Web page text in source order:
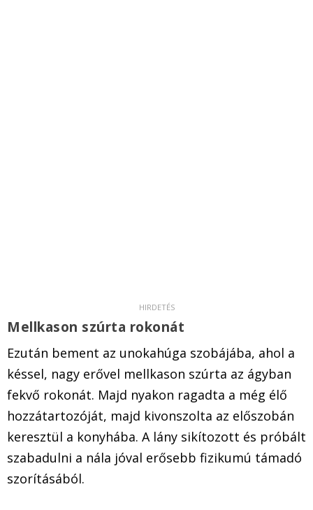
Mellkason szúrta rokonát
Ezután bement az unokahúga szobájába, ahol a
késsel, nagy erővel mellkason szúrta az ágyban
fekvő rokonát. Majd nyakon ragadta a még élő
hozzátartozóját, majd kivonszolta az előszobán
keresztül a konyhába. A lány sikítozott és próbált
szabadulni a nála jóval erősebb fizikumú támadó
szorításából.